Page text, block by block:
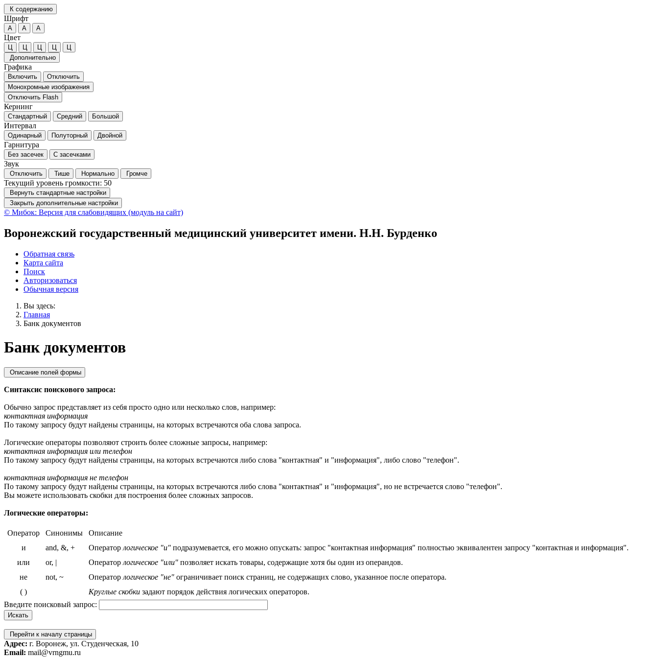
К содержанию
Шрифт
А А А
Цвет
Ц Ц Ц Ц
Ц
Дополнительно
Графика
Включить
Отключить
Монохромные изображения
Отключить Flash
Кернинг
Стандартный Средний Большой
Интервал
Одинарный Полуторный Двойной
Гарнитура
Без засечек С засечками
Звук
Отключить Тише Нормально Громче
Текущий уровень громкости: 50
Вернуть стандартные настройки
Закрыть дополнительные настройки
© Мибок: Версия для слабовидящих (модуль на сайт)
Воронежский государственный медицинский университет имени. Н.Н. Бурденко
Обратная связь
Карта сайта
Поиск
Авторизоваться
Обычная версия
Вы здесь:
Главная
Банк документов
Банк документов
Описание полей формы
Синтаксис поискового запроса:
Обычно запрос представляет из себя просто одно или несколько слов, например:
контактная информация
По такому запросу будут найдены страницы, на которых встречаются оба слова запроса.
Логические операторы позволяют строить более сложные запросы, например:
контактная информация или телефон
По такому запросу будут найдены страницы, на которых встречаются либо слова "контактная" и "информация", либо слово "телефон".
контактная информация не телефон
По такому запросу будут найдены страницы, на которых встречаются либо слова "контактная" и "информация", но не встречается слово "телефон".
Вы можете использовать скобки для построения более сложных запросов.
Логические операторы:
Оператор Синонимы
Описание
и
and, &, + Оператор логическое "и" подразумевается, его можно опускать: запрос "контактная информация" полностью эквивалентен запросу "контактная и информация".
или
or, | Оператор логическое "или" позволяет искать товары, содержащие хотя бы один из операндов.
не
not, ~ Оператор логическое "не" ограничивает поиск страниц, не содержащих слово, указанное после оператора.
( )
Круглые скобки задают порядок действия логических операторов.
Введите поисковый запрос:
Перейти к началу страницы
Адрес: г. Воронеж, ул. Студенческая, 10
Email: mail@vrngmu.ru